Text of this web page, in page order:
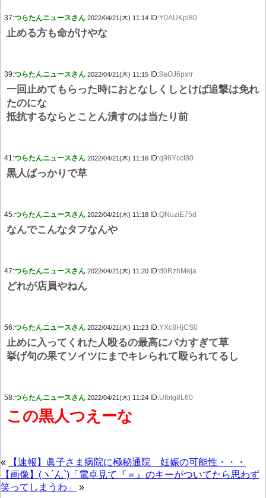
37:つらたんニュースさん 2022/04/21(木) 11:14 ID:Y0AUKpl80
止める方も命がけやな
39:つらたんニュースさん 2022/04/21(木) 11:15 ID:8aOJ6pxrr
一回止めてもらった時におとなしくしとけば追撃は免れ
たのにな
抵抗するならとことん潰すのは当たり前
41:つらたんニュースさん 2022/04/21(木) 11:16 ID:q98Ycct80
黒人ばっかりで草
45:つらたんニュースさん 2022/04/21(木) 11:18 ID:QNuziE75d
なんでこんなタフなんや
47:つらたんニュースさん 2022/04/21(木) 11:20 ID:d0RzhMeja
どれが店員やねん
56:つらたんニュースさん 2022/04/21(木) 11:23 ID:YXc8HjCS0
止めに入ってくれた人殴るの最高にバカすぎて草
挙げ句の果てソイツにまでキレられて殴られてるし
58:つらたんニュースさん 2022/04/21(木) 11:24 ID:UIbtg8L60
この黒人つえーな
«
【速報】眞子さま病院に極秘通院 妊娠の可能性・・・
【画像】(ヽ´ん`)「電卓見て『＝』のキーがついてたら思わず
笑ってしまうわ」
»